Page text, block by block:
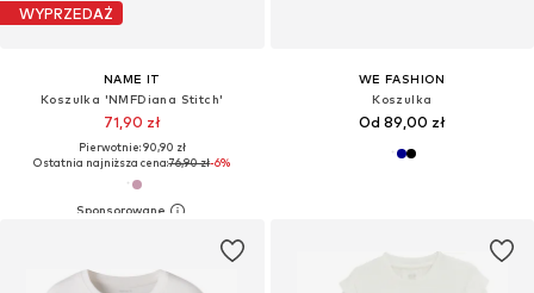
WYPRZEDAŻ
NAME IT
Koszulka 'NMFDiana Stitch'
71,90 zł
Pierwotnie: 90,90 zł
Ostatnia najniższa cena:76,90 zł-6%
WE FASHION
Koszulka
Od 89,00 zł